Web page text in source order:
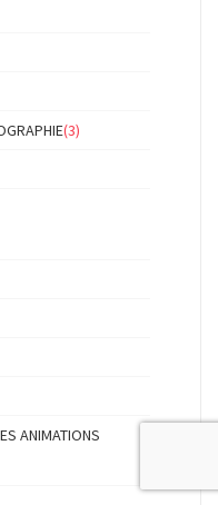
(3)
ANIMATIONS